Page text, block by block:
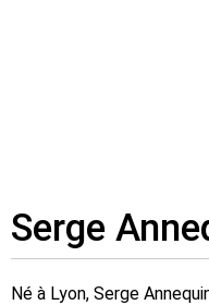
Serge
Né à Lyon, Serge